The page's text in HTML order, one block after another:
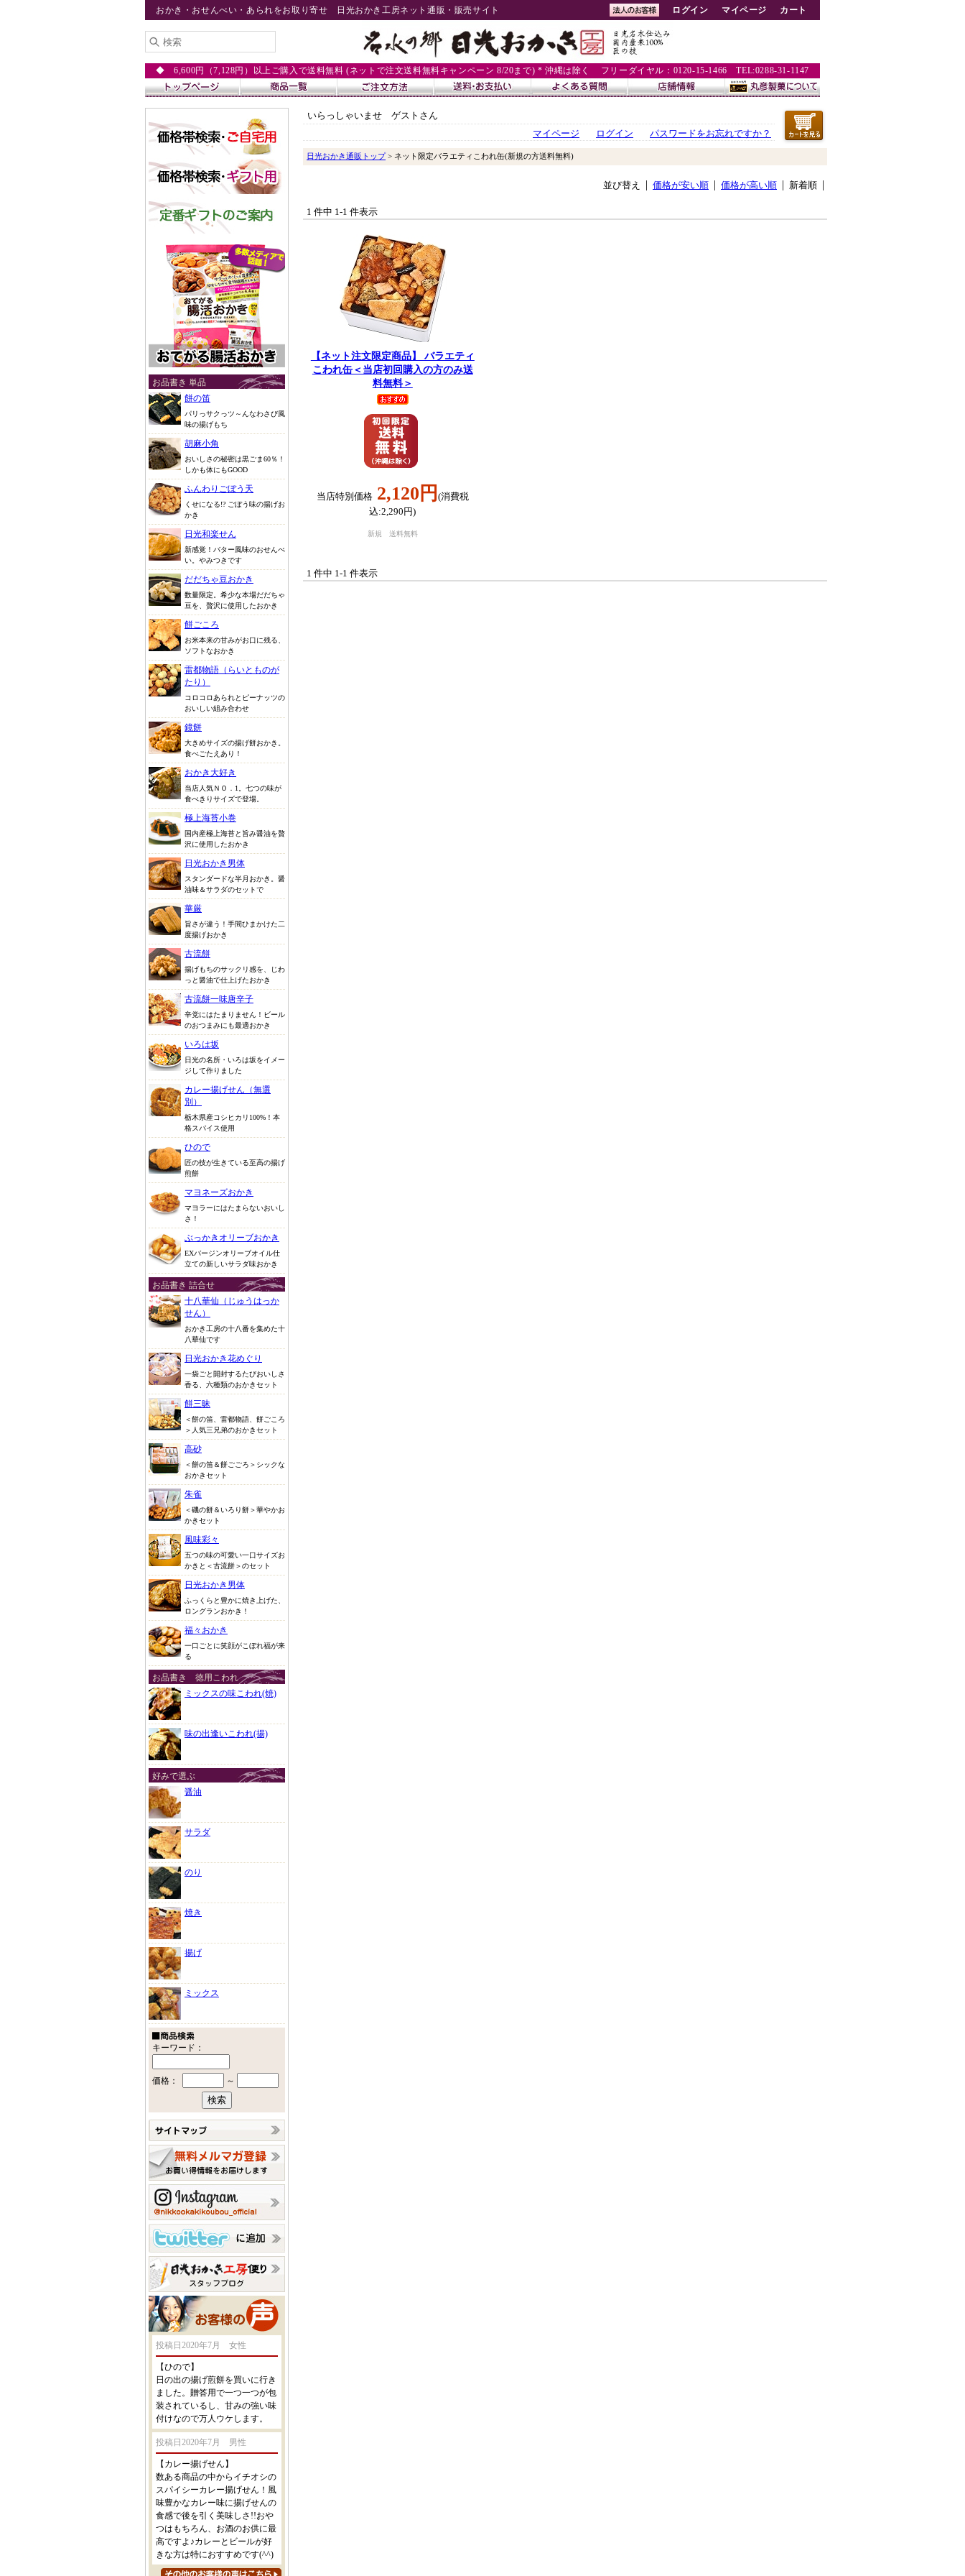
おかき・おせんべい・あられをお取り寄せ 日光おかき工房ネット通販・販売サイト ログイン マイページ カート
◆ 6,600円（7,128円）以上ご購入で送料無料 (ネットで注文送料無料キャンペーン 8/20まで) * 沖縄は除く フリーダイヤル：0120-15-1466 TEL:0288-31-1147
お品書き 単品
餅の笛
パリっサクっツ～んなわさび風
味の揚げもち
胡麻小角
おいしさの秘密は黒ごま60％！
しかも体にもGOOD
ふんわりごぼう天
くせになる!? ごぼう味の揚げお
かき
日光和楽せん
新感覚！バター風味のおせんべ
い。やみつきです
だだちゃ豆おかき
数量限定。希少な本場だだちゃ
豆を、贅沢に使用したおかき
餅ごころ
お米本来の甘みがお口に残る、
ソフトなおかき
雷都物語（らいとものが
たり）
コロコロあられとピーナッツの
おいしい組み合わせ
鏡餅
大きめサイズの揚げ餅おかき。
食べごたえあり！
おかき大好き
当店人気ＮＯ．1。七つの味が
食べきりサイズで登場。
極上海苔小巻
国内産極上海苔と旨み醤油を贅
沢に使用したおかき
日光おかき男体
スタンダードな半月おかき。醤
油味＆サラダのセットで
華厳
旨さが違う！手間ひまかけた二
度揚げおかき
古流餅
揚げもちのサックリ感を、じわ
っと醤油で仕上げたおかき
古流餅一味唐辛子
辛党にはたまりません！ビール
のおつまみにも最適おかき
いろは坂
日光の名所・いろは坂をイメー
ジして作りました
カレー揚げせん（無選
別）
栃木県産コシヒカリ100%！本
格スパイス使用
ひので
匠の技が生きている至高の揚げ
煎餅
マヨネーズおかき
マヨラーにはたまらないおいし
さ！
ぶっかきオリーブおかき
EXバージンオリーブオイル仕
立ての新しいサラダ味おかき
お品書き 詰合せ
十八華仙（じゅうはっか
せん）
おかき工房の十八番を集めた十
八華仙です
日光おかき花めぐり
一袋ごと開封するたびおいしさ
香る、六種類のおかきセット
餅三昧
＜餅の笛、雷都物語、餅ごころ
＞人気三兄弟のおかきセット
高砂
＜餅の笛＆餅ごごろ＞シックな
おかきセット
朱雀
＜磯の餅＆いろり餅＞華やかお
かきセット
風味彩々
五つの味の可愛い一口サイズお
かきと＜古流餅＞のセット
日光おかき男体
ふっくらと豊かに焼き上げた、
ロングランおかき！
福々おかき
一口ごとに笑顔がこぼれ福が来
る
お品書き 徳用こわれ
ミックスの味こわれ(焼)
味の出逢いこわれ(揚)
好みで選ぶ
醤油
サラダ
のり
焼き
揚げ
ミックス
キーワード：
価格： ～
投稿日2020年7月 女性
【ひので】
日の出の揚げ煎餅を買いに行き
ました。贈答用で一つ一つが包
装されているし、甘みの強い味
付けなので万人ウケします。
投稿日2020年7月 男性
【カレー揚げせん】
数ある商品の中からイチオシの
スパイシーカレー揚げせん！風
味豊かなカレー味に揚げせんの
食感で後を引く美味しさ!!おや
つはもちろん、お酒のお供に最
高ですよ♪カレーとビールが好
きな方は特におすすめです(^^)
いらっしゃいませ ゲストさん
マイページ
ログイン パスワードをお忘れですか？
日光おかき通販トップ> ネット限定バラエティこわれ缶(新規の方送料無料)
並び替え 価格が安い順 価格が高い順 新着順
1 件中 1-1 件表示
【ネット注文限定商品】 バラエティ
こわれ缶＜当店初回購入の方のみ送
料無料＞
当店特別価格 2,120円(消費税
込:2,290円)
新規 送料無料
1 件中 1-1 件表示